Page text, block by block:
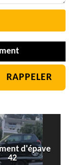
d'épave
42